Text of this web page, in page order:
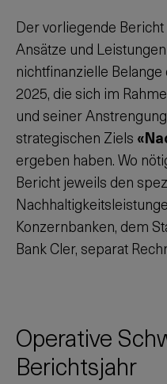
Der vorliegende
Ansätze und
nichtfinanzielle
2025, die sich im
und seiner
strategischen Ziels
ergeben haben. Wo
Bericht jeweils den
Konzernbanken, dem
Bank Cler, separat
Operative
Berichtsjahr